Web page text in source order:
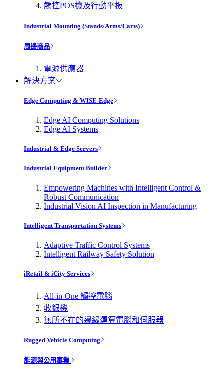
觸控POS機及行動平板
Industrial Mounting (Stands/Arms/Carts)
周邊商品
電源供應器
解決方案
Edge Computing & WISE-Edge
Edge AI Computing Solutions
Edge AI Systems
Industrial & Edge Servers
Industrial Equipment Builder
Empowering Machines with Intelligent Control &
Robust Communication
Industrial Vision AI Inspection in Manufacturing
Intelligent Transportation Systems
Adaptive Traffic Control Systems
Intelligent Railway Safety Solution
iRetail & iCity Services
All-in-One 觸控電腦
收銀機
無所不在的邊緣運算電腦和伺服器
Rugged Vehicle Computing
能源與公用事業